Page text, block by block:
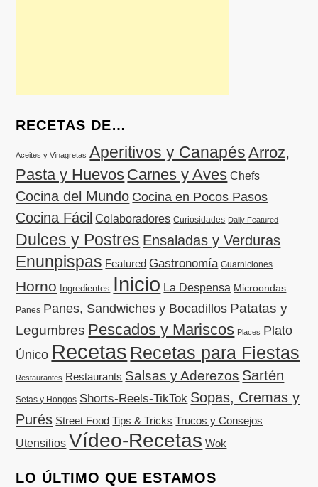
RECETAS DE…
Aceites y Vinagretas Aperitivos y Canapés Arroz,
Pasta y Huevos Carnes y Aves Chefs
Cocina del Mundo Cocina en Pocos Pasos
Cocina Fácil Colaboradores Curiosidades Daily Featured
Dulces y Postres Ensaladas y Verduras
Enunpispas Featured Gastronomía Guarniciones
Horno Ingredientes Inicio La Despensa Microondas
Panes Panes, Sandwiches y Bocadillos Patatas y
Legumbres Pescados y Mariscos Places Plato
Único Recetas Recetas para Fiestas
Restaurantes Restaurants Salsas y Aderezos Sartén
Setas y Hongos Shorts-Reels-TikTok Sopas, Cremas y
Purés Street Food Tips & Tricks Trucos y Consejos
Utensilios Vídeo-Recetas Wok
LO ÚLTIMO QUE ESTAMOS